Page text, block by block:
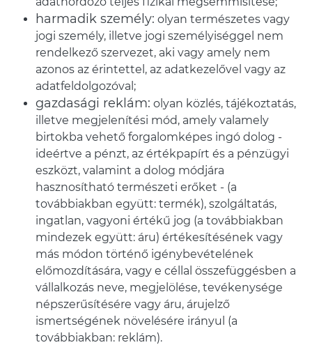
harmadik személy: olyan természetes vagy
jogi személy, illetve jogi személyiséggel nem
rendelkező szervezet, aki vagy amely nem
azonos az érintettel, az adatkezelővel vagy az
adatfeldolgozóval;
gazdasági reklám: olyan közlés, tájékoztatás,
illetve megjelenítési mód, amely valamely
birtokba vehető forgalomképes ingó dolog -
ideértve a pénzt, az értékpapírt és a pénzügyi
eszközt, valamint a dolog módjára
hasznosítható természeti erőket - (a
továbbiakban együtt: termék), szolgáltatás,
ingatlan, vagyoni értékű jog (a továbbiakban
mindezek együtt: áru) értékesítésének vagy
más módon történő igénybevételének
előmozdítására, vagy e céllal összefüggésben a
vállalkozás neve, megjelölése, tevékenysége
népszerűsítésére vagy áru, árujelző
ismertségének növelésére irányul (a
továbbiakban: reklám).